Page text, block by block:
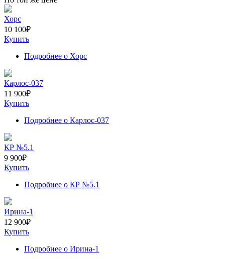
Хорс
10 100₽
Купить
Подробнее о Хорс
Карлос-037
11 900₽
Купить
Подробнее о Карлос-037
КР №5.1
9 900₽
Купить
Подробнее о КР №5.1
Ирина-1
12 900₽
Купить
Подробнее о Ирина-1